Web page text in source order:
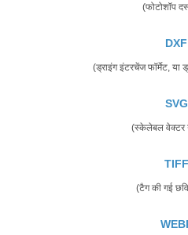
(फोटोशॉप
DXF
(ड्राइंग इंटरचेंज फॉर्मेट, या
SVG
(स्केलेबल वेक्टर
TIFF
(टैग की गई